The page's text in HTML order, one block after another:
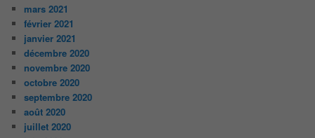
mars 2021
février 2021
janvier 2021
décembre 2020
novembre 2020
octobre 2020
septembre 2020
août 2020
juillet 2020